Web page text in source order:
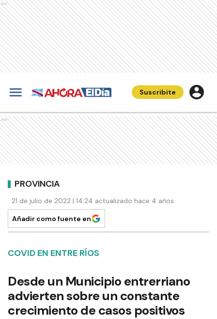
Ads
Suscribite
Ads
PROVINCIA
21 de julio de 2022 | 14:24 actualizado hace 4 años
Añadir como fuente en
COVID EN ENTRE RÍOS
Desde un Municipio entrerriano
advierten sobre un constante
crecimiento de casos positivos